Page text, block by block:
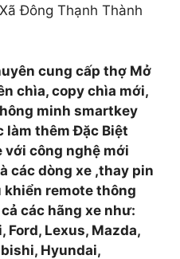
Đông Thạnh Thành
cung cấp thợ Mở
chìa, copy chìa mới,
minh smartkey
làm thêm Đặc Biệt
với công nghệ mới
các dòng xe ,thay pin
khiển remote thông
các hãng xe như:
Ford, Lexus, Mazda,
Hyundai,